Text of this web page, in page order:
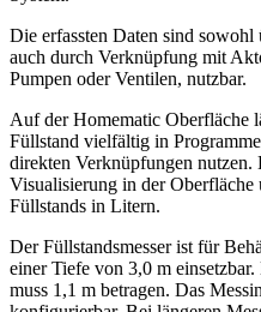
Die erfassten Daten sind
auch durch Verknüpfung mit
Pumpen oder Ventilen, nutzbar.
Auf der Homematic Oberfläche
Füllstand vielfältig in
direkten Verknüpfungen nutzen.
Visualisierung in der Oberfläche
Füllstands in Litern.
Der Füllstandsmesser ist für
einer Tiefe von 3,0 m
muss 1,1 m betragen. Das